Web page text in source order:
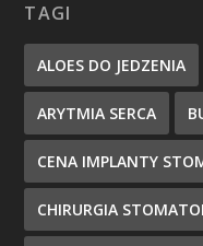
TAGI
ALOES DO JEDZENIA
ARYTMIA SERCA
CENA IMPLANTY
CHIRURGIA